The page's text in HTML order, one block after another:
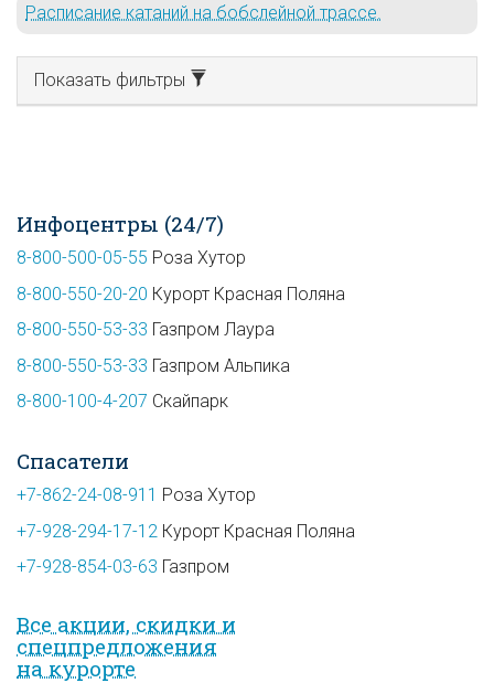
Расписание катаний на бобслейной трассе.
Показать фильтры
Инфоцентры (24/7)
8-800-500-05-55 Роза Хутор
8-800-550-20-20 Курорт Красная Поляна
8-800-550-53-33 Газпром Лаура
8-800-550-53-33 Газпром Альпика
8-800-100-4-207 Скайпарк
Спасатели
+7-862-24-08-911 Роза Хутор
+7-928-294-17-12 Курорт Красная Поляна
+7-928-854-03-63 Газпром
Все акции, скидки и
спец­предложе­ния
на курорте